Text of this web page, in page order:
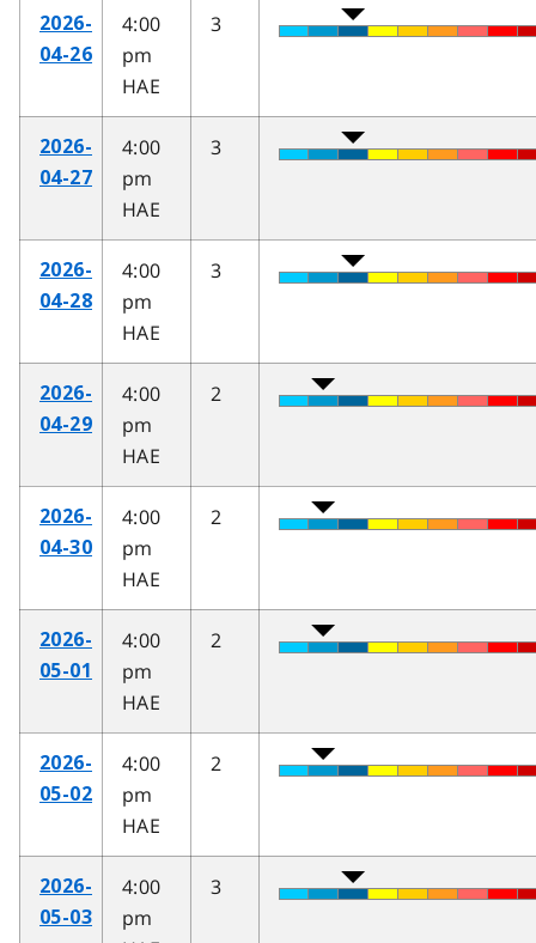
2026-
04-26
4:00
pm
HAE
3
2026-
04-27
4:00
pm
HAE
3
2026-
04-28
4:00
pm
HAE
3
2026-
04-29
4:00
pm
HAE
2
2026-
04-30
4:00
pm
HAE
2
2026-
05-01
4:00
pm
HAE
2
2026-
05-02
4:00
pm
HAE
2
2026-
05-03
4:00
pm
3